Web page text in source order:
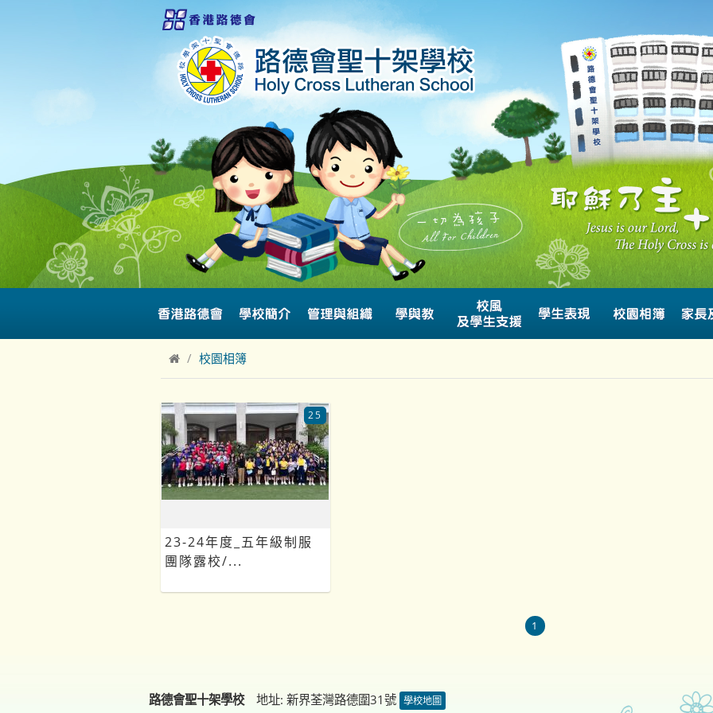
校園相簿
23-24年度_五年級制服
團隊露校/...
25
1
路德會聖十架學校 地址: 新界荃灣路德圍31號 學校地圖